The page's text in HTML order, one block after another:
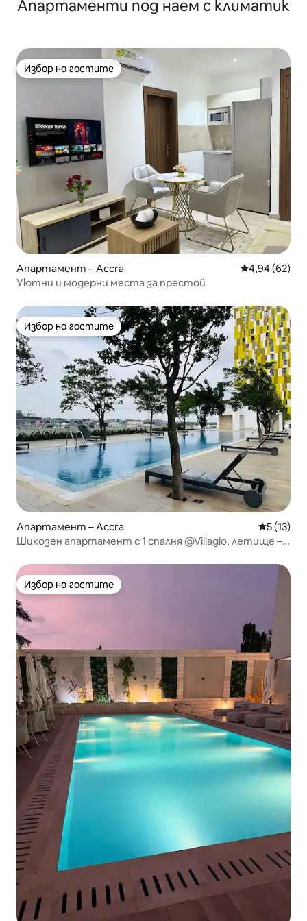
Апартаменти под наем с климатик
Избор на гостите
Избор на гостите
Апартамент – Accra Средна
4,94 (62)
Уютни и модерни места за престой
Избор на гостите
Избор на гостите
Апартамент – Accra Средна
5 (13)
Шикозен апартамент с 1 спалня @Villagio, летище –
Избор на гостите
Избор на гостите